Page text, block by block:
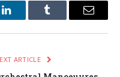
LinkedInTumblr Email
ARTICLE